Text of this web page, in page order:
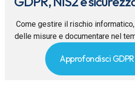
Come gestire il rischio
delle misure e documentare nel
Approfondisci GDPR